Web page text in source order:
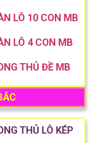
LÔ 10 CON MB
LÔ 4 CON MB
THỦ ĐỀ MB
THỦ LÔ KÉP